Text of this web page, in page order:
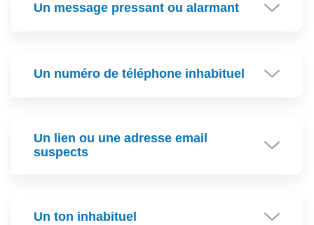
Un message pressant ou alarmant
Un numéro de téléphone inhabituel
Un lien ou une adresse email
suspects
Un ton inhabituel